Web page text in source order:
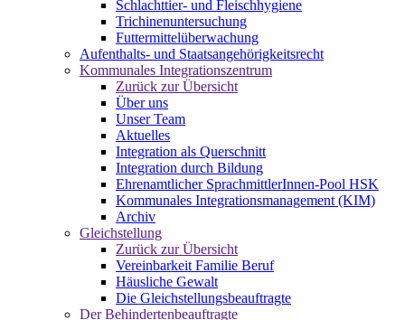
Schlachttier- und Fleischhygiene
Trichinenuntersuchung
Futtermittelüberwachung
Aufenthalts- und Staatsangehörigkeitsrecht
Kommunales Integrationszentrum
Zurück zur Übersicht
Über uns
Unser Team
Aktuelles
Integration als Querschnitt
Integration durch Bildung
Ehrenamtlicher SprachmittlerInnen-Pool HSK
Kommunales Integrationsmanagement (KIM)
Archiv
Gleichstellung
Zurück zur Übersicht
Vereinbarkeit Familie Beruf
Häusliche Gewalt
Die Gleichstellungsbeauftragte
Der Behindertenbeauftragte